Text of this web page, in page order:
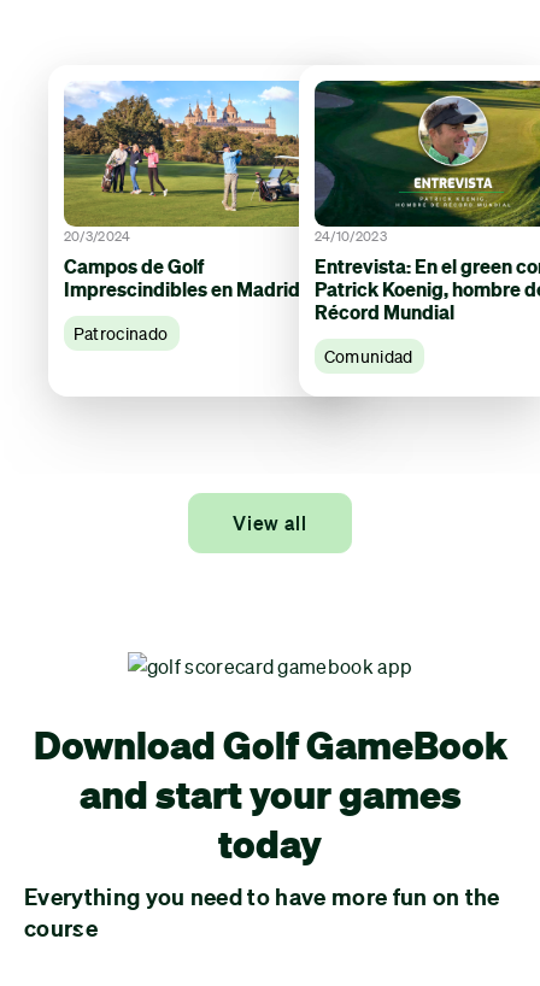
20/3/2024
Campos de Golf
Imprescindibles en Madrid
Patrocinado
24/10/2023
Entrevista: En el green
Patrick Koenig, hombre
Récord Mundial
Comunidad
View all
Download Golf GameBook
and start your games
today
Everything you need to have more fun on the
course